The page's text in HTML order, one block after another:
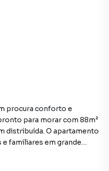
procura conforto e
para morar com 88m²
distribuída. O apartamento
familiares em grande
integrada as salas varanda